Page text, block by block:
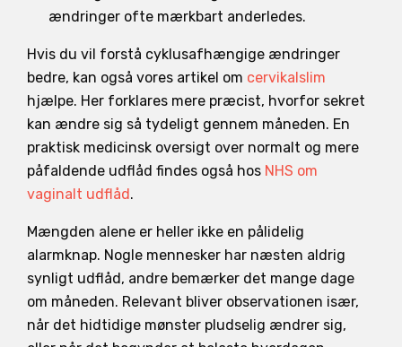
ændringer ofte mærkbart anderledes.
Hvis du vil forstå cyklusafhængige ændringer
bedre, kan også vores artikel om cervikalslim
hjælpe. Her forklares mere præcist, hvorfor sekret
kan ændre sig så tydeligt gennem måneden. En
praktisk medicinsk oversigt over normalt og mere
påfaldende udflåd findes også hos NHS om
vaginalt udflåd.
Mængden alene er heller ikke en pålidelig
alarmknap. Nogle mennesker har næsten aldrig
synligt udflåd, andre bemærker det mange dage
om måneden. Relevant bliver observationen især,
når det hidtidige mønster pludselig ændrer sig,